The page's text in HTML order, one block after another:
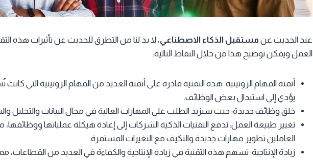
عند الحديث عن مستقبل الذكاء الاصطناعي، لا بد لنا من التطرق للحديث عن تأثيرات هذه
العمل ويمكن توضيح هذا من خلال النقاط التالية:
أتمتة المهام الروتينية: هذه التقنية قادرة على أتمتة العديد من المهام الروتينية التي كانت
يؤدي إلى استبدال بعض الوظائف.
خلق وظائف جديدة: حيث سيزيد الطلب على المهارات العالية في مجال البيانات والتحليل
تغيير طبيعة العمل: تدفع التقنيات الذكية الشركات إلى إعادة هيكلة عملياتها
العاملين تطوير مهارات جديدة والتكيف مع التغيرات المستمرة.
زيادة الإنتاجية: تسهم هذه التقنية في زيادة الإنتاجية والكفاءة في العديد من القطاعات،